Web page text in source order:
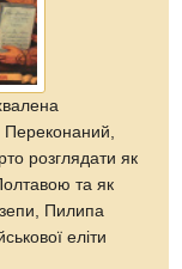
розглядати як
та як
Пилипа
еліти